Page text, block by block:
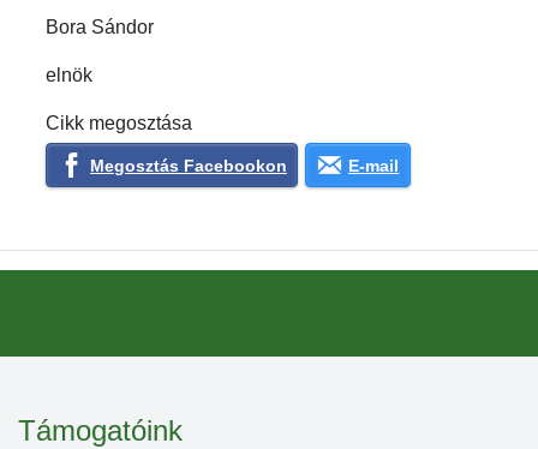
Bora Sándor
elnök
Cikk megosztása
Megosztás Facebookon E-mail
Támogatóink